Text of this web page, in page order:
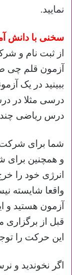
نمایید.
سخنی با دانش
از ثبت نام و
آزمون قلم چی
ببینید در یک
درسی مثلا در
درس ریاضی چند
شما برای شرکت
و همچنین برای
انرژی خود را
واقعا شایسته
آزمون هستید و
قبل از
این حرکت را
اگر نخوندید و